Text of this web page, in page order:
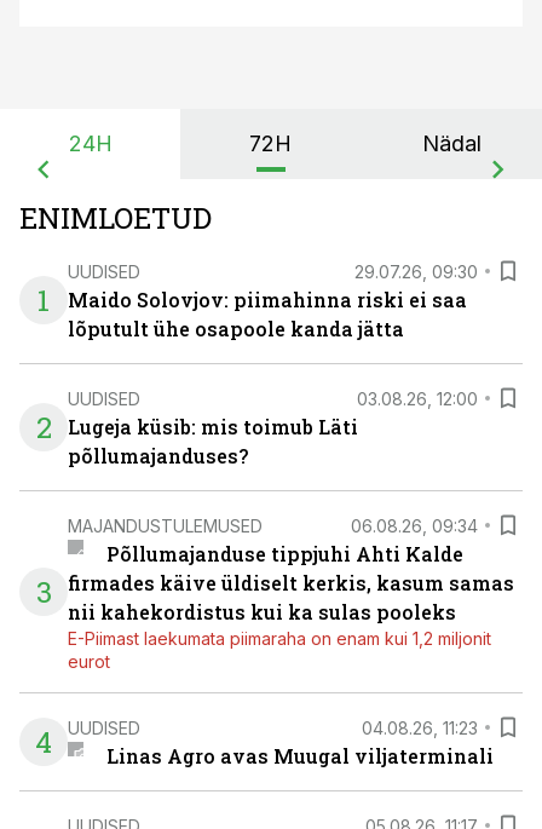
24H 72H Nädal
ENIMLOETUD
1
UUDISED 29.07.26, 09:30
Maido Solovjov: piimahinna riski ei saa
lõputult ühe osapoole kanda jätta
2
UUDISED 03.08.26, 12:00
Lugeja küsib: mis toimub Läti
põllumajanduses?
3
MAJANDUSTULEMUSED 06.08.26, 09:34
Põllumajanduse tippjuhi Ahti Kalde
firmades käive üldiselt kerkis, kasum samas
nii kahekordistus kui ka sulas pooleks
E-Piimast laekumata piimaraha on enam kui 1,2 miljonit
eurot
4 UUDISED 04.08.26, 11:23
Linas Agro avas Muugal viljaterminali